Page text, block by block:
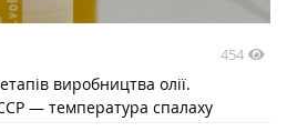
454
виробництва олії.
— температура спалаху